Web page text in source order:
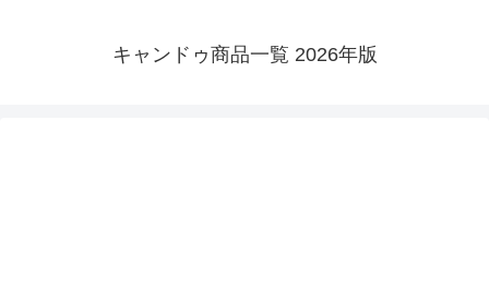
キャンドゥ商品一覧 2026年版